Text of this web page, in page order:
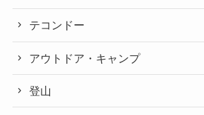
テコンドー
アウトドア・キャンプ
登山